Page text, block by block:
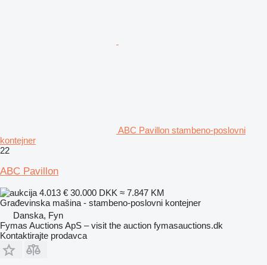
ABC Pavillon stambeno-poslovni
kontejner
22
ABC Pavillon
4.013 € 30.000 DKK ≈ 7.847 KM
Građevinska mašina - stambeno-poslovni kontejner
Danska, Fyn
Fymas Auctions ApS – visit the auction fymasauctions.dk
Kontaktirajte prodavca